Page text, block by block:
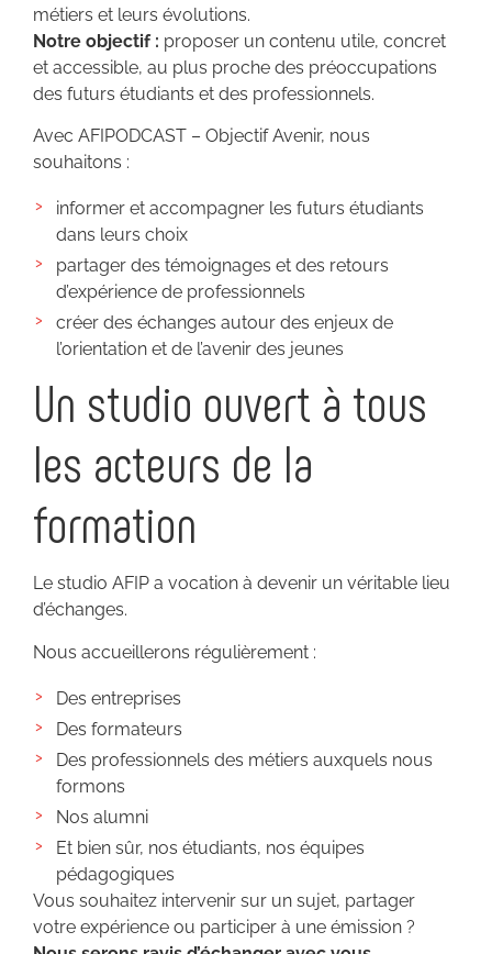
métiers et leurs évolutions.
Notre objectif : proposer un contenu utile, concret
et accessible, au plus proche des préoccupations
des futurs étudiants et des professionnels.
Avec AFIPODCAST – Objectif Avenir, nous
souhaitons :
informer et accompagner les futurs étudiants
dans leurs choix
partager des témoignages et des retours
d’expérience de professionnels
créer des échanges autour des enjeux de
l’orientation et de l’avenir des jeunes
Un studio ouvert à tous
les acteurs de la
formation
Le studio AFIP a vocation à devenir un véritable lieu
d’échanges.
Nous accueillerons régulièrement :
Des entreprises
Des formateurs
Des professionnels des métiers auxquels nous
formons
Nos alumni
Et bien sûr, nos étudiants, nos équipes
pédagogiques
Vous souhaitez intervenir sur un sujet, partager
votre expérience ou participer à une émission ?